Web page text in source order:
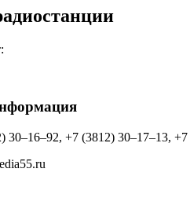
30‒16‒92, +7 (3812) 30‒17‒13,